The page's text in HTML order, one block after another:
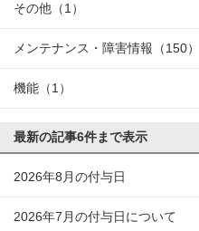
その他 （1）
メンテナンス・障害情報 （150）
機能 （1）
最新の記事6件まで表示
2026年8月の付与日
2026年7月の付与日について